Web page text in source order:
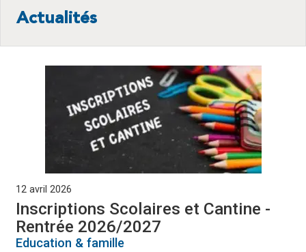
Actualités
12 avril 2026
Inscriptions Scolaires et Cantine -
Rentrée 2026/2027
Education & famille